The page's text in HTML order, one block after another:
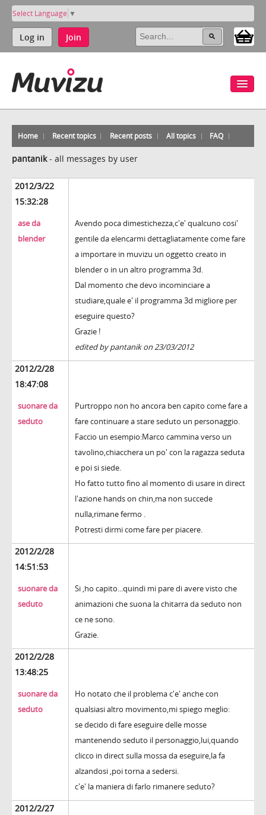
Select Language ▼
Log in Join
Home Recent topics Recent posts All topics FAQ
pantanik- all messages by user
2012/3/22
15:32:28
ase da
blender
Avendo poca dimestichezza,c'e' qualcuno cosi'
gentile da elencarmi dettagliatamente come fare
a importare in muvizu un oggetto creato in
blender o in un altro programma 3d.
Dal momento che devo incominciare a
studiare,quale e' il programma 3d migliore per
eseguire questo?
Grazie !
edited by pantanik on 23/03/2012
2012/2/28
18:47:08
suonare da
seduto
Purtroppo non ho ancora ben capito come fare a
fare continuare a stare seduto un personaggio.
Faccio un esempio:Marco cammina verso un
tavolino,chiacchera un po' con la ragazza seduta
e poi si siede.
Ho fatto tutto fino al momento di usare in direct
l'azione hands on chin,ma non succede
nulla,rimane fermo .
Potresti dirmi come fare per piacere.
2012/2/28
14:51:53
suonare da
seduto
Si ,ho capito...quindi mi pare di avere visto che
animazioni che suona la chitarra da seduto non
ce ne sono.
Grazie.
2012/2/28
13:48:25
suonare da
seduto
Ho notato che il problema c'e' anche con
qualsiasi altro movimento,mi spiego meglio:
se decido di fare eseguire delle mosse
mantenendo seduto il personaggio,lui,quando
clicco in direct sulla mossa da eseguire,la fa
alzandosi ,poi torna a sedersi.
c'e' la maniera di farlo rimanere seduto?
2012/2/27